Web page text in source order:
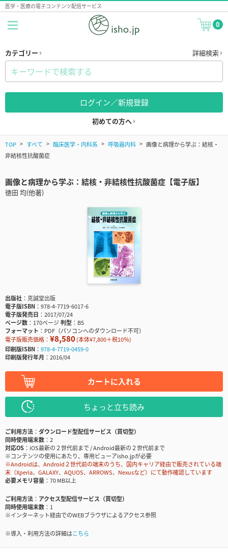
医学・医療の電子コンテンツ配信サービス
0
カテゴリー 詳細検索
ログイン／新規登録
初めての方へ
TOP すべて 臨床医学・内科系 呼吸器内科
画像と病理から学ぶ：結核・
非結核性抗酸菌症
画像と病理から学ぶ：結核・非結核性抗酸菌症【電子版】
徳田 均(他著)
出版社
克誠堂出版
電子版ISBN
978-4-7719-6017-6
電子版発売日
2017/07/24
ページ数
170ページ判型
B5
フォーマット
PDF（パソコンへのダウンロード不可）
電子版販売価格： ¥8,580(本体¥7,800＋税10％)
印刷版ISBN
978-4-7719-0459-0
印刷版発行年月
2016/04
カートに入れる
ちょっと立ち読み
ご利用方法
ダウンロード型配信サービス（買切型）
同時使用端末数
2
対応OS
iOS最新の２世代前まで / Android最新の２世代前まで
※コンテンツの使用にあたり、専用ビューアisho.jpが必要
※Androidは、Android２世代前の端末のうち、国内キャリア経由で販売されている端
末（Xperia、GALAXY、AQUOS、ARROWS、Nexusなど）にて動作確認しています
必要メモリ容量
70 MB以上
ご利用方法
アクセス型配信サービス（買切型）
同時使用端末数
1
※インターネット経由でのWEBブラウザによるアクセス参照
※導入・利用方法の詳細はこちら